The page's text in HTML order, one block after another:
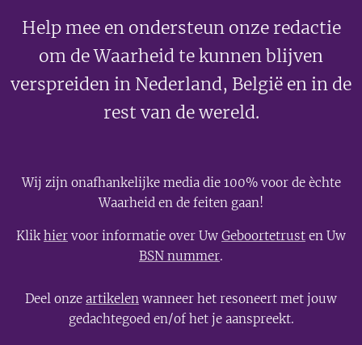
Help mee en ondersteun onze redactie
om de Waarheid te kunnen blijven
verspreiden in Nederland, België en in de
rest van de wereld.
Wij zijn onafhankelijke media die 100% voor de èchte
Waarheid en de feiten gaan!
Klikhier voor informatie over Uw Geboortetrust en Uw
BSN nummer.
Deel onze artikelen wanneer het resoneert met jouw
gedachtegoed en/of het je aanspreekt.